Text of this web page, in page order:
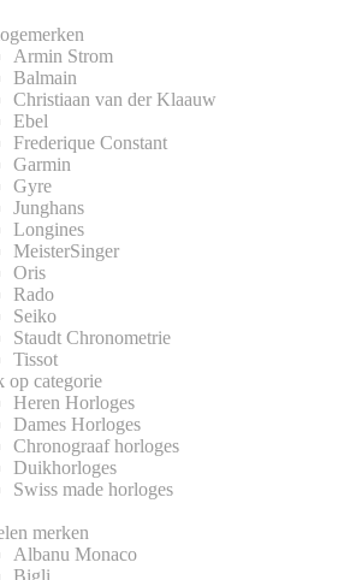
Armin Strom
Balmain
Christiaan van der Klaauw
Ebel
Frederique Constant
Garmin
Gyre
Junghans
Longines
MeisterSinger
Oris
Rado
Seiko
Staudt Chronometrie
Tissot
op categorie
Heren Horloges
Dames Horloges
Chronograaf horloges
Duikhorloges
Swiss made horloges
merken
Albanu Monaco
Bigli